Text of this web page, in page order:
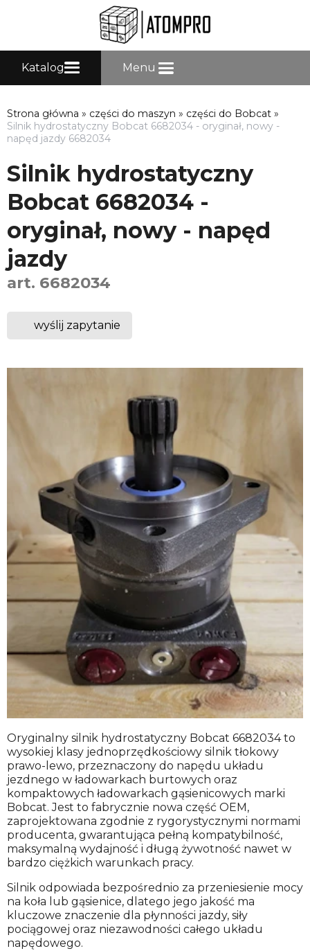
Katalog Menu
Strona główna » części do maszyn » części do Bobcat »
Silnik hydrostatyczny Bobcat 6682034 - oryginał, nowy -
napęd jazdy 6682034
Silnik hydrostatyczny
Bobcat 6682034 -
oryginał, nowy - napęd
jazdy
art. 6682034
wyślij zapytanie
Oryginalny silnik hydrostatyczny Bobcat 6682034 to
wysokiej klasy jednoprzędkościowy silnik tłokowy
prawo-lewo, przeznaczony do napędu układu
jezdnego w ładowarkach burtowych oraz
kompaktowych ładowarkach gąsienicowych marki
Bobcat. Jest to fabrycznie nowa część OEM,
zaprojektowana zgodnie z rygorystycznymi normami
producenta, gwarantująca pełną kompatybilność,
maksymalną wydajność i długą żywotność nawet w
bardzo ciężkich warunkach pracy.
Silnik odpowiada bezpośrednio za przeniesienie mocy
na koła lub gąsienice, dlatego jego jakość ma
kluczowe znaczenie dla płynności jazdy, siły
pociągowej oraz niezawodności całego układu
napędowego.